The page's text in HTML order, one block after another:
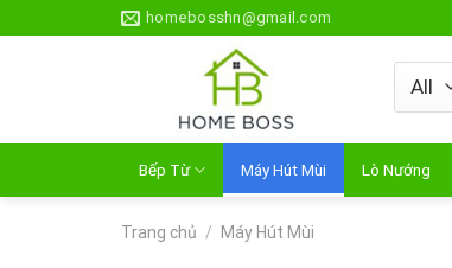
to
homebosshn@gmail.com
Bếp Từ Máy Hút Mùi Lò Nướng
Trang chủ / Máy Hút Mùi